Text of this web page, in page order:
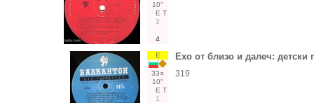
10"
Е Т
3
4
Е
33○
10"
Е Т
1
Ехо от близо и далеч: детски
319